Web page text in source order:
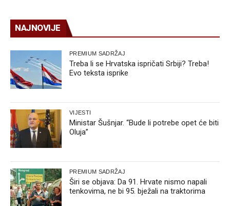
NAJNOVIJE
PREMIUM SADRŽAJ
Treba li se Hrvatska ispričati Srbiji? Treba!
Evo teksta isprike
VIJESTI
Ministar Šušnjar. “Bude li potrebe opet će biti
Oluja”
PREMIUM SADRŽAJ
Širi se objava: Da 91. Hrvate nismo napali
tenkovima, ne bi 95. bježali na traktorima